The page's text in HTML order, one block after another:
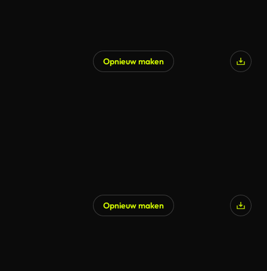
Opnieuw maken
Opnieuw maken